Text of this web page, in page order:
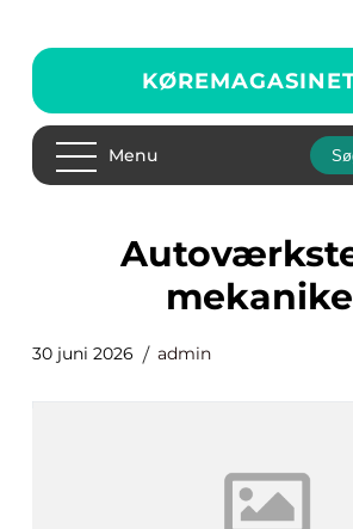
Menu
autoværksted –
30 juni 2026 admin